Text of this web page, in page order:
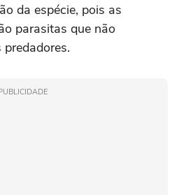
da espécie, pois as
parasitas que não